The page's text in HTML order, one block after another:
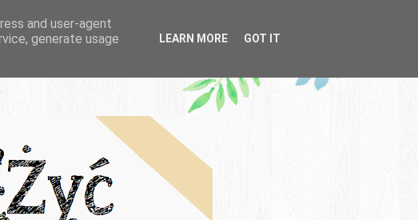
and user-agent
generate usage
LEARN MORE GOT IT